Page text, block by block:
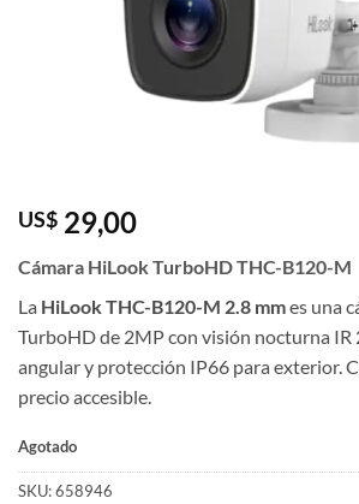
US$ 29,00
Cámara HiLook TurboHD THC-B120-M
La HiLook THC-B120-M 2.8 mmes una
TurboHD de 2MP con visión nocturna IR
angular y protección IP66 para exterior.
precio accesible.
Agotado
SKU:658946